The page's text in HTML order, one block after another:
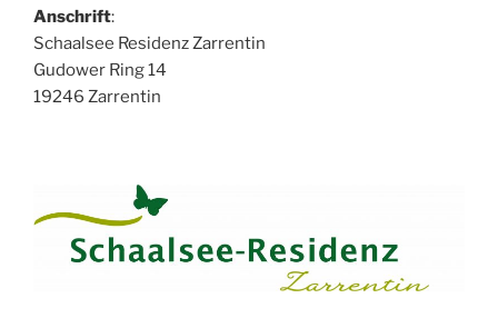
Anschrift:
Schaalsee Residenz Zarrentin
Gudower Ring 14
19246 Zarrentin